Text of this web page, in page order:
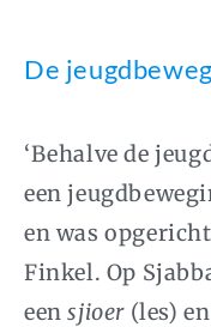
De
‘Behalve de
een
en was
Finkel. Op
eensjioer (les)